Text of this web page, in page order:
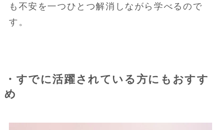
も不安を一つひとつ解消しながら学べるので
す。
・すでに活躍されている方にもおすす
め